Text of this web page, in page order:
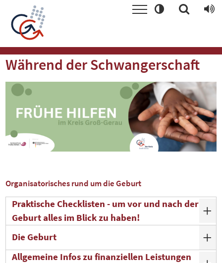
Während der Schwangerschaft
Organisatorisches rund um die Geburt
Praktische Checklisten - um vor und nach der
Geburt alles im Blick zu haben!
Die Geburt
Allgemeine Infos zu finanziellen Leistungen